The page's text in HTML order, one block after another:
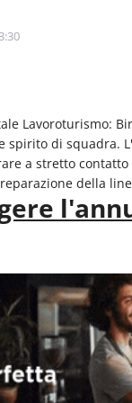
Lavoroturismo:
spirito di squadra.
a stretto
della